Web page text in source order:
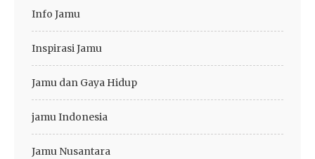
Info Jamu
Inspirasi Jamu
Jamu dan Gaya Hidup
jamu Indonesia
Jamu Nusantara